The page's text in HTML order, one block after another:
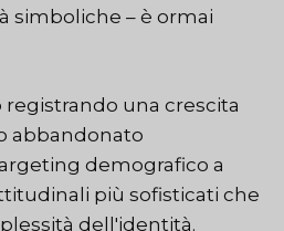
simboliche – è ormai
una crescita
abbandonato
demografico a
più sofisticati che
dell'identità.